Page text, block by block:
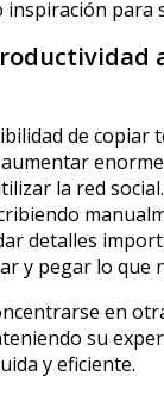
inspiración para
de copiar
la red
detalles
y pegar lo que
en
su
y eficiente.